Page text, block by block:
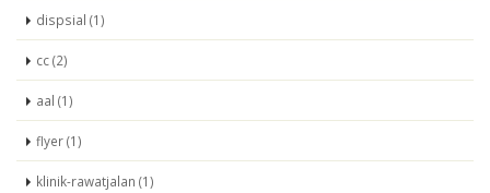
dispsial (1)
cc (2)
aal (1)
flyer (1)
klinik-rawatjalan (1)